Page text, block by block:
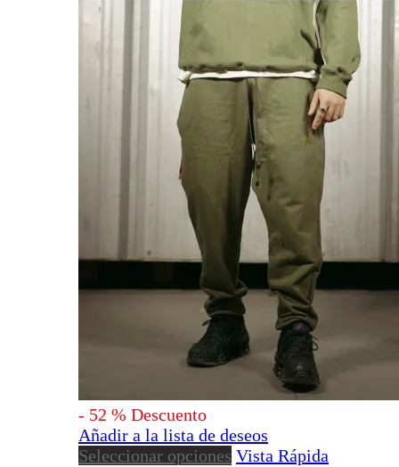
- 52 % Descuento
Añadir a la lista de deseos
Seleccionar opciones Este
Vista Rápida